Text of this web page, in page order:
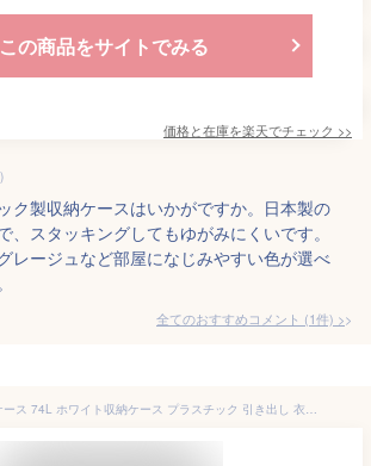
この商品をサイトでみる
価格と在庫を楽天でチェック >>
ク製収納ケースはいかがですか。日本製の
、スタッキングしてもゆがみにくいです。
レージュなど部屋になじみやすい色が選べ
全てのおすすめコメント (1件) >
たっぷり収納ケース 74L ホワイト収納ケース プラスチック 引き出し 衣装ケース クローゼット クローゼット収納 収納ボックス 天馬